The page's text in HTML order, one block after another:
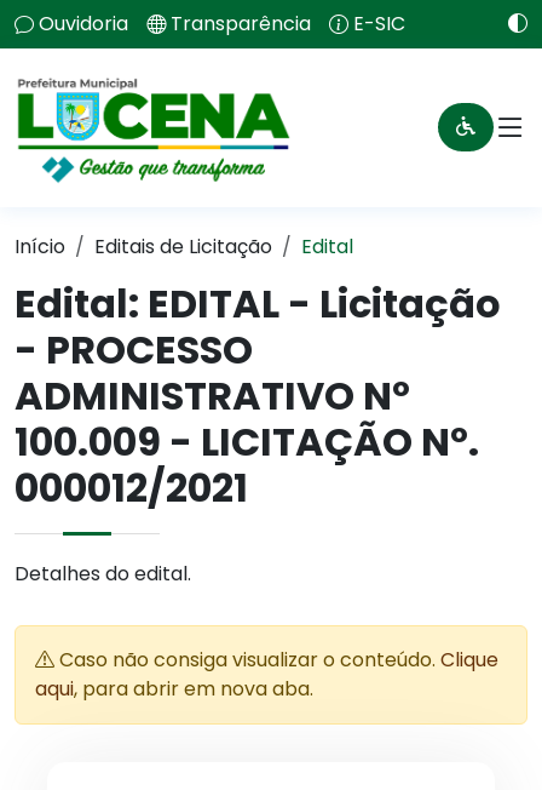
Ouvidoria Transparência E-SIC
Início Editais de Licitação Edital
Edital: EDITAL - Licitação
- PROCESSO
ADMINISTRATIVO Nº
100.009 - LICITAÇÃO Nº.
000012/2021
Detalhes do edital.
Caso não consiga visualizar o conteúdo. Clique
aqui, para abrir em nova aba.